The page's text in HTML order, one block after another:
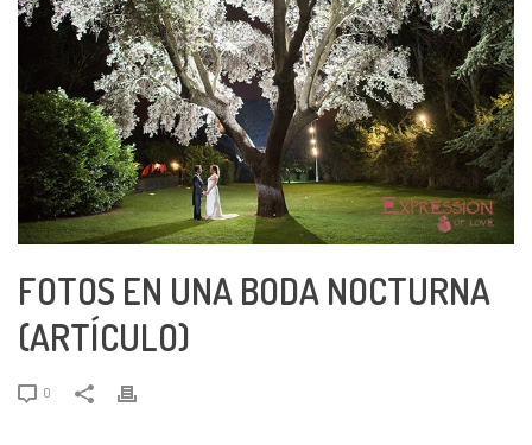
FOTOS EN UNA BODA NOCTURNA
(ARTÍCULO)
0